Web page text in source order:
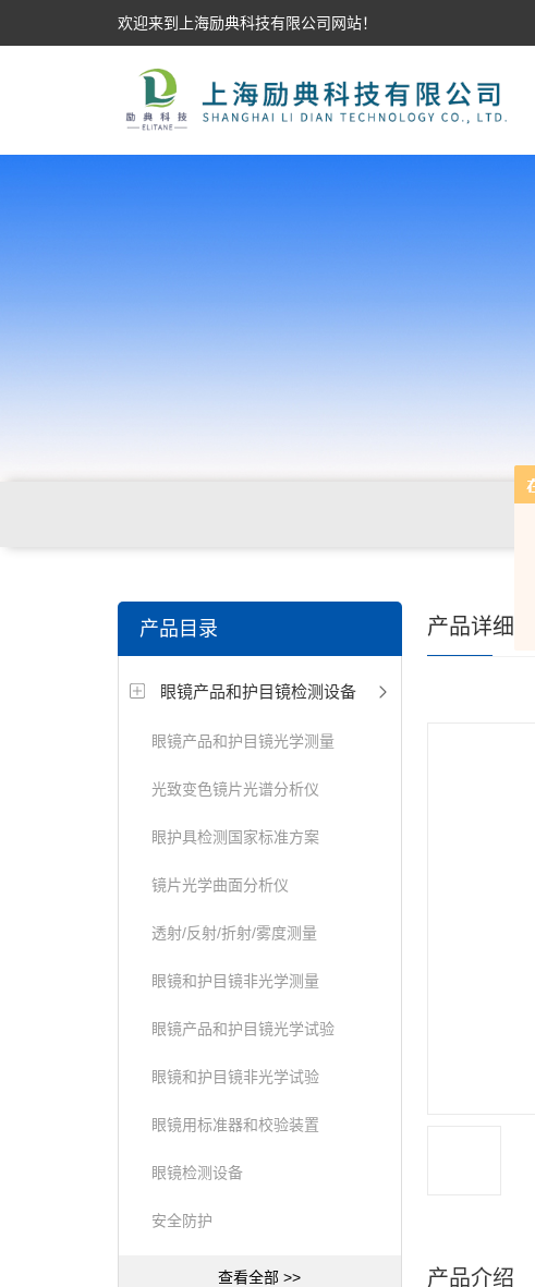
欢迎来到上海励典科技有限公司网站！
角膜接触镜老化试验箱，角膜接触镜透过率测
仪，角膜接触镜厚度测量仪，角膜接触镜折光仪，角膜接触
测试仪，人工晶状体疲劳试验仪等
产品目录
眼镜产品和护目镜检测设备
眼镜产品和护目镜光学测量
光致变色镜片光谱分析仪
眼护具检测国家标准方案
镜片光学曲面分析仪
透射/反射/折射/雾度测量
眼镜和护目镜非光学测量
眼镜产品和护目镜光学试验
眼镜和护目镜非光学试验
眼镜用标准器和校验装置
眼镜检测设备
安全防护
查看全部 >>
产品详细页
产品介绍